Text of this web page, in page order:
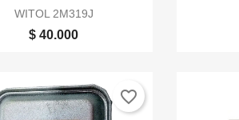
Vista rápida
WITOL 2M319J
$ 40.000
favorite_border